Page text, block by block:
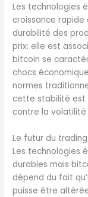
Les technologies
croissance
durabilité des
prix: elle est
bitcoin se
chocs
normes
cette stabilité est
contre la
Le futur du
Les technologies
durables mais
dépend du fait
puisse être